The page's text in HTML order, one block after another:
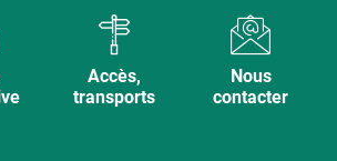
Accès,
transports
Nous
contacter